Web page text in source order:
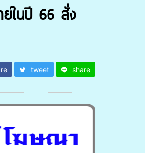
ยในปี 66 สั่ง
tweet share